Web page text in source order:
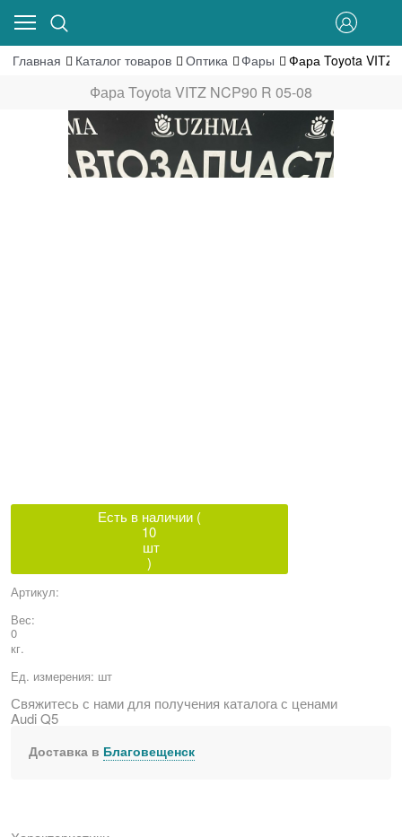
Главная Каталог товаров Оптика Фары Фара Toyota VITZ
Фара Toyota VITZ NCP90 R 05-08
Есть в наличии (
10
шт
)
Артикул:
Вес:
0
кг.
Ед. измерения: шт
Свяжитесь с нами для получения каталога с ценами
Audi Q5
Доставка в Благовещенск